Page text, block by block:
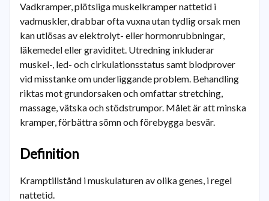
Vadkramper, plötsliga muskelkramper nattetid i
vadmuskler, drabbar ofta vuxna utan tydlig orsak men
kan utlösas av elektrolyt- eller hormonrubbningar,
läkemedel eller graviditet. Utredning inkluderar
muskel-, led- och cirkulationsstatus samt blodprover
vid misstanke om underliggande problem. Behandling
riktas mot grundorsaken och omfattar stretching,
massage, vätska och stödstrumpor. Målet är att minska
kramper, förbättra sömn och förebygga besvär.
Definition
Kramptillstånd i muskulaturen av olika genes, i regel
nattetid.